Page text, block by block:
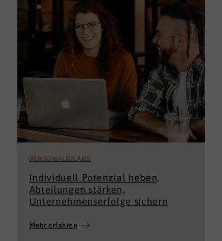
PERSONALBILANZ
Individuell Potenzial heben,
Abteilungen stärken,
Unternehmenserfolge sichern
Mehr erfahren